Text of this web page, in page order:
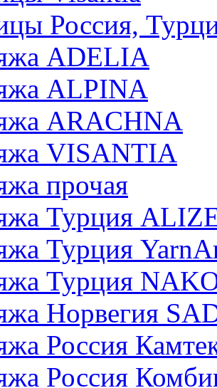
Россия,
ADELIA
ALPINA
ARACHNA
VISANTIA
прочая
Турция
Турция
Турция
Норвегия
Россия
Россия